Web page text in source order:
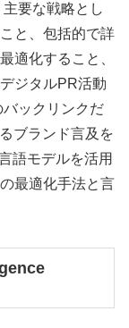
要な戦略とし
と、包括的で詳
適化すること、
ジタルPR活動
ックリンクだ
ブランド言及を
語モデルを活用
最適化手法と言